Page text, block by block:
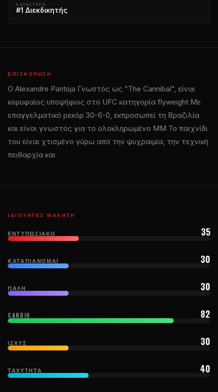
ΚΑΤΆΣΤΑΣΗ
#1 Διεκδικητής
ΕΠΙΣΚΌΠΗΣΗ
Ο Alexandre Pantoja Γνωστός ως "The Cannibal", είναι
κορυφαίος υποψήφιος στο UFC κατηγορία flyweight Με
επαγγελματικό ρεκόρ 30-6-0, εκπροσωπεί τη Βραζιλία
και είναι γνωστός για το ολοκληρωμένο MM Το παιχνίδι
του είναι χτισμένο γύρω από την ψυχραιμία, την τεχνική
πειθαρχία και
ΙΔΙΌΤΗΤΕΣ ΜΑΧΗΤΉ
ΕΝΤΥΠΩΣΙΑΚΌ 35
ΚΑΤΑΠΙΆΝΟΜΑΙ 30
ΠΆΛΗ 30
CARDIO 82
ΙΣΧΎΣ 30
ΤΑΧΎΤΗΤΑ 40